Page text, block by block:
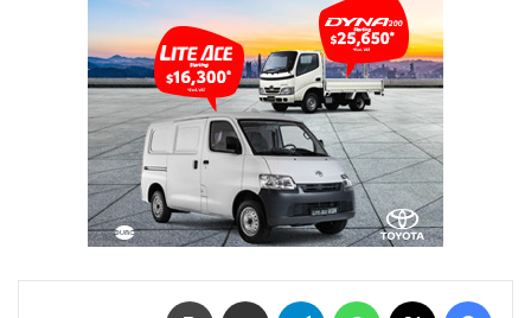
فيسبوك واتساب تيلقرام مشاركة عبر البريد